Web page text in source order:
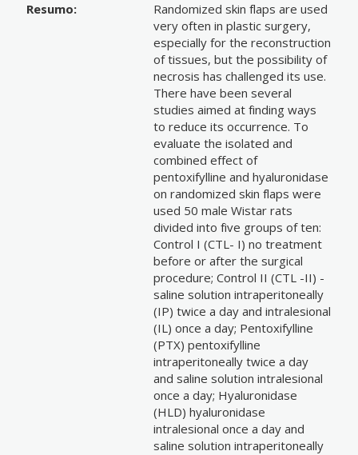
Resumo:
Randomized skin flaps are used
very often in plastic surgery,
especially for the reconstruction
of tissues, but the possibility of
necrosis has challenged its use.
There have been several
studies aimed at finding ways
to reduce its occurrence. To
evaluate the isolated and
combined effect of
pentoxifylline and hyaluronidase
on randomized skin flaps were
used 50 male Wistar rats
divided into five groups of ten:
Control I (CTL- I) no treatment
before or after the surgical
procedure; Control II (CTL -II) -
saline solution intraperitoneally
(IP) twice a day and intralesional
(IL) once a day; Pentoxifylline
(PTX) pentoxifylline
intraperitoneally twice a day
and saline solution intralesional
once a day; Hyaluronidase
(HLD) hyaluronidase
intralesional once a day and
saline solution intraperitoneally